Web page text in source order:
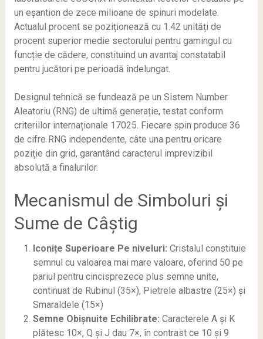
un eșantion de zece milioane de spinuri modelate.
Actualul procent se poziționează cu 1.42 unități de
procent superior medie sectorului pentru gamingul cu
funcție de cădere, constituind un avantaj constatabil
pentru jucători pe perioadă îndelungat.
Designul tehnică se fundează pe un Sistem Number
Aleatoriu (RNG) de ultimă generație, testat conform
criteriilor internaționale 17025. Fiecare spin produce 36
de cifre RNG independente, câte una pentru oricare
poziție din grid, garantând caracterul imprevizibil
absolută a finalurilor.
Mecanismul de Simboluri și
Sume de Câștig
Iconițe Superioare Pe niveluri: Cristalul constituie
semnul cu valoarea mai mare valoare, oferind 50 pe
pariul pentru cincisprezece plus semne unite,
continuat de Rubinul (35×), Pietrele albastre (25×) și
Smaraldele (15×)
Semne Obișnuite Echilibrate: Caracterele A și K
plătesc 10×, Q și J dau 7×, în contrast ce 10 și 9